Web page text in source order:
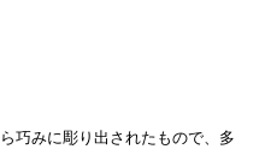
巧みに彫り出されたもので、多